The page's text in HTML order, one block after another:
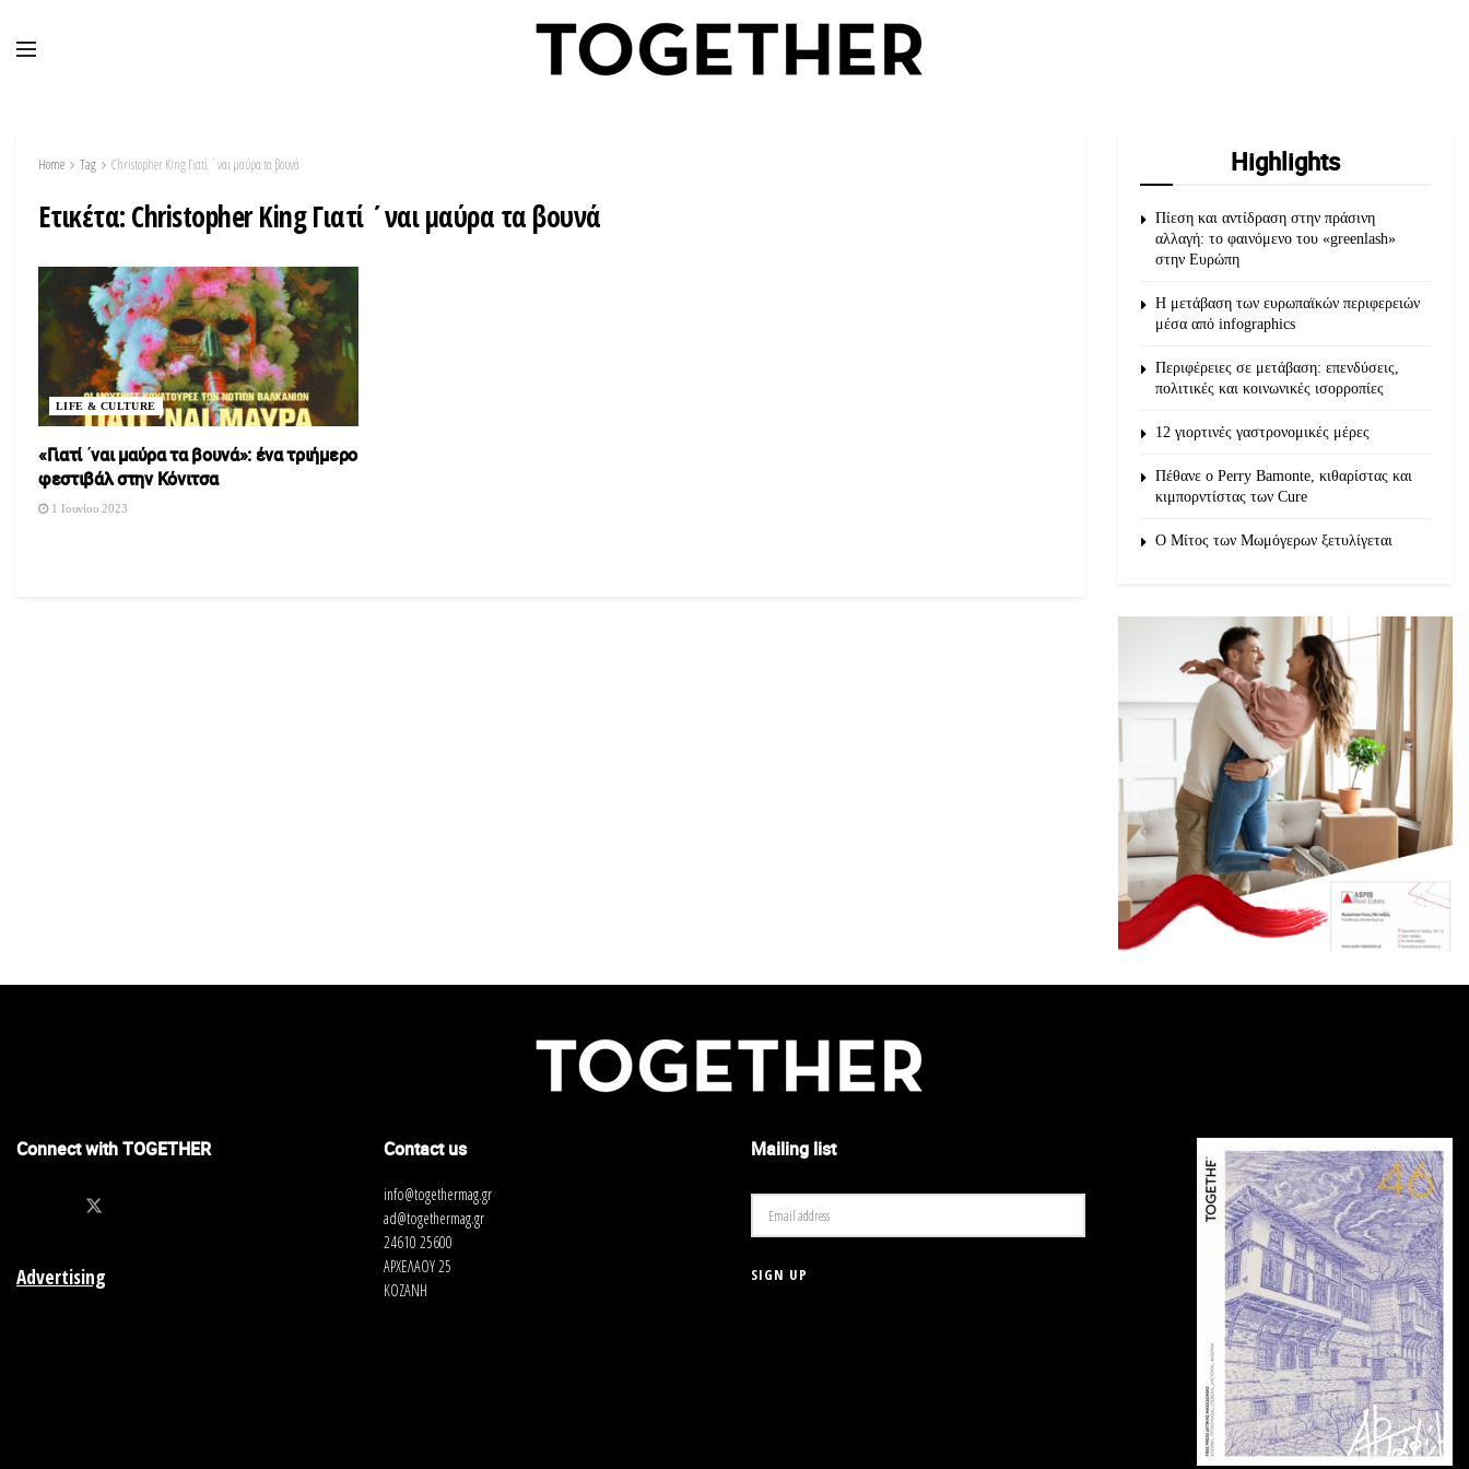
Home Tag Christopher King Γιατί ΄ναι μαύρα τα βουνά
Ετικέτα:Christopher King Γιατί ΄ναι μαύρα τα βουνά
LIFE & CULTURE
«Γιατί ΄ναι μαύρα τα βουνά»: ένα τριήμερο
φεστιβάλ στην Κόνιτσα
1 Ιουνίου 2023
Highlights
Πίεση και αντίδραση στην πράσινη
αλλαγή: το φαινόμενο του «greenlash»
στην Ευρώπη
Η μετάβαση των ευρωπαϊκών περιφερειών
μέσα από infographics
Περιφέρειες σε μετάβαση: επενδύσεις,
πολιτικές και κοινωνικές ισορροπίες
12 γιορτινές γαστρονομικές μέρες
Πέθανε ο Perry Bamonte, κιθαρίστας και
κιμπορντίστας των Cure
O Μίτος των Μωμόγερων ξετυλίγεται
Connect with TOGETHER
Advertising
Contact us
info@togethermag.gr
ad@togethermag.gr
24610 25600
ΑΡΧΕΛΑΟΥ 25
ΚΟΖΑΝΗ
Mailing list